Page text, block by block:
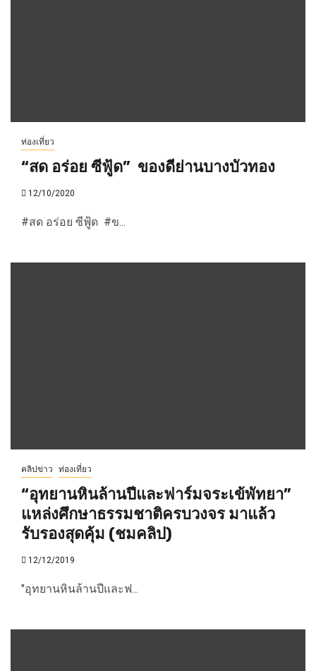
ท่องเที่ยว
“สด อร่อย ซีฟู้ด” ของดีย่านบางบัวทอง
12/10/2020
#สด อร่อย ซีฟู้ด #ข...
คลิปข่าว ท่องเที่ยว
“อุทยานหินล้านปีและฟาร์มจระเข้พัทยา”
แหล่งศึกษาธรรมชาติครบวงจร มาแล้ว
รับรองสุดคุ้ม (ชมคลิป)
12/12/2019
"อุทยานหินล้านปีและฟ...